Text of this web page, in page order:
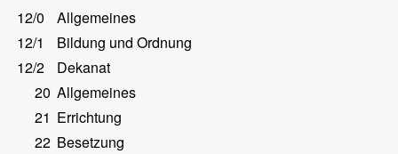
12/0
Allgemeines
12/1
Bildung und Ordnung
12/2
Dekanat
20 Allgemeines
21 Errichtung
22 Besetzung